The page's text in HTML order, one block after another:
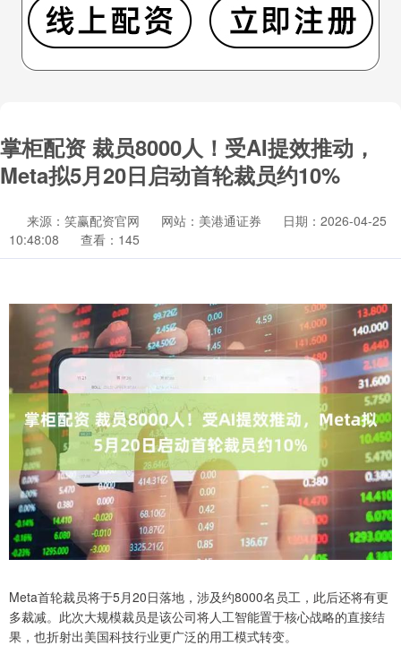
掌柜配资 裁员8000人！受AI提效推动，
Meta拟5月20日启动首轮裁员约10%
来源：笑赢配资官网 网站：美港通证券
日期：2026-04-25
10:48:08
查看：145
Meta首轮裁员将于5月20日落地，涉及约8000名员工，此后还将有更
多裁减。此次大规模裁员是该公司将人工智能置于核心战略的直接结
果，也折射出美国科技行业更广泛的用工模式转变。